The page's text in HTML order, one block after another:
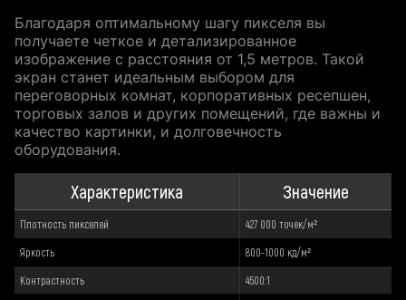
Благодаря оптимальному шагу пикселя вы
получаете четкое и детализированное
изображение с расстояния от 1,5 метров. Такой
экран станет идеальным выбором для
переговорных комнат, корпоративных ресепшен,
торговых залов и других помещений, где важны и
качество картинки, и долговечность
оборудования.
Характеристика Значение
Плотность пикселей 427 000 точек/м²
Яркость 800-1000 кд/м²
Контрастность 4500:1